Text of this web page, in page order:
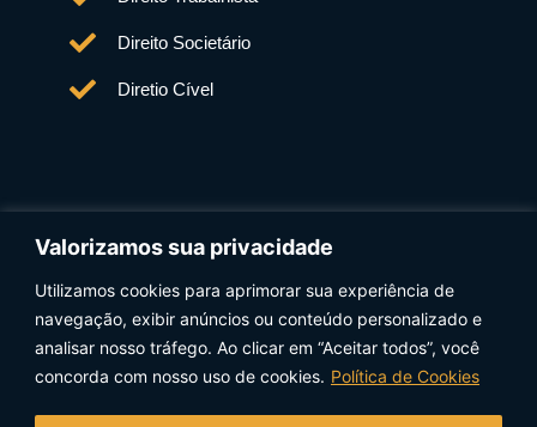
Valorizamos sua privacidade
Utilizamos cookies para aprimorar sua experiência de
navegação, exibir anúncios ou conteúdo personalizado e
analisar nosso tráfego. Ao clicar em “Aceitar todos”, você
concorda com nosso uso de cookies. Política de Cookies
Direito Societário
Diretio Cível
Data Protection Officer (DPO) Xavier Advogados:
Ana Cristina Marques Quevedo – anacristina@xavier.adv.br